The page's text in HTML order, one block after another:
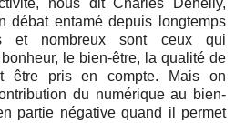
nous dit Charles Dehelly,
débat entamé depuis longtemps
et nombreux sont ceux qui
le bien-être, la qualité de
être pris en compte. Mais on
du numérique au bien-
partie négative quand il permet